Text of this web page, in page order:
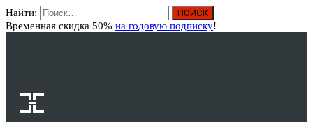
Найти:
Временная скидка 50% на годовую подписку!